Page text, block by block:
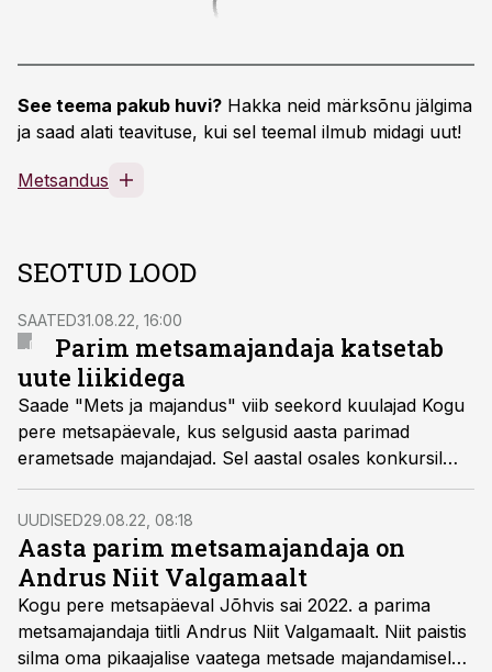
See teema pakub huvi? Hakka neid märksõnu jälgima
ja saad alati teavituse, kui sel teemal ilmub midagi uut!
Metsandus
SEOTUD LOOD
SAATED31.08.22, 16:00
Parim metsamajandaja katsetab
uute liikidega
Saade "Mets ja majandus" viib seekord kuulajad Kogu
pere metsapäevale, kus selgusid aasta parimad
erametsade majandajad. Sel aastal osales konkursil
tosinkond metsaomanikku ning parimaks tunnistati
Andrus Niit Valgamaalt.
UUDISED29.08.22, 08:18
Aasta parim metsamajandaja on
Andrus Niit Valgamaalt
Kogu pere metsapäeval Jõhvis sai 2022. a parima
metsamajandaja tiitli Andrus Niit Valgamaalt. Niit paistis
silma oma pikaajalise vaatega metsade majandamisele